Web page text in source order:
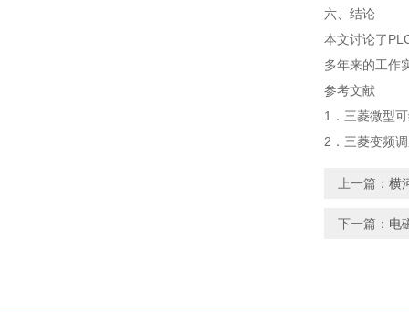
六、结论
本文讨论了
多年来的工作
参考文献
1．三菱微型
2．三菱变
上一篇： 横
下一篇： 电